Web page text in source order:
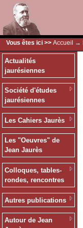
Vous êtes ici >> Accueil →
Actualités
jaurésiennes
Société d'études
jaurésiennes
Les Cahiers Jaurès
Les "Oeuvres" de
Jean Jaurès
Colloques, tables-
rondes, rencontres
Autres publications
Autour de Jean